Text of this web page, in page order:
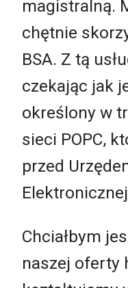
magistralną.
chętnie
BSA. Z tą
czekając jak
określony w
sieci POPC,
przed
Chciałbym
naszej oferty